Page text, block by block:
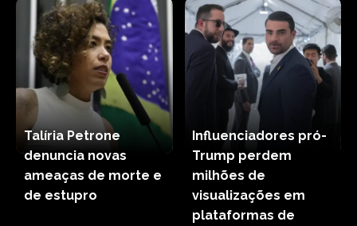
Talíria Petrone
denuncia novas
ameaças de morte e
de estupro
Influenciadores pró-
Trump perdem
milhões de
visualizações em
plataformas de